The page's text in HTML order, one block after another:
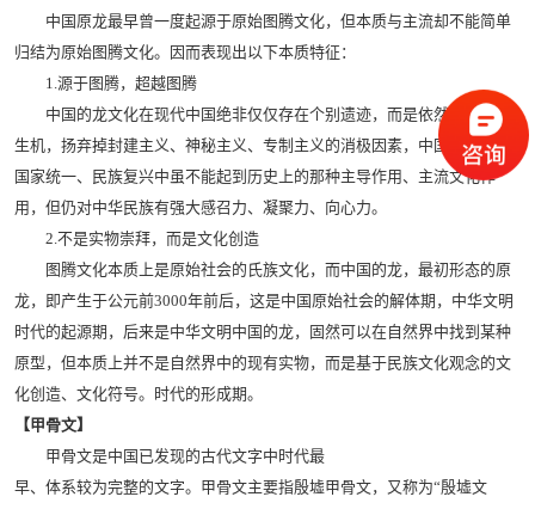
中国原龙最早曾一度起源于原始图腾文化，但本质与主流却不能简单
归结为原始图腾文化。因而表现出以下本质特征：
1.源于图腾，超越图腾
中国的龙文化在现代中国绝非仅仅存在个别遗迹，而是依然保持强大
生机，扬弃掉封建主义、神秘主义、专制主义的消极因素，中国龙文化在
国家统一、民族复兴中虽不能起到历史上的那种主导作用、主流文化作
用，但仍对中华民族有强大感召力、凝聚力、向心力。
2.不是实物崇拜，而是文化创造
图腾文化本质上是原始社会的氏族文化，而中国的龙，最初形态的原
龙，即产生于公元前3000年前后，这是中国原始社会的解体期，中华文明
时代的起源期，后来是中华文明中国的龙，固然可以在自然界中找到某种
原型，但本质上并不是自然界中的现有实物，而是基于民族文化观念的文
化创造、文化符号。时代的形成期。
【甲骨文】
甲骨文是中国已发现的古代文字中时代最
早、体系较为完整的文字。甲骨文主要指殷墟甲骨文，又称为“殷墟文